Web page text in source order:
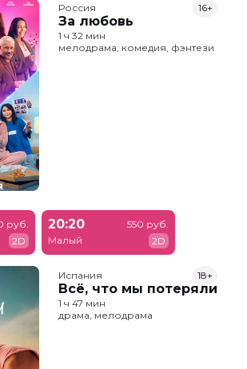
Россия
За любовь
16+
1 ч 32 мин
мелодрама, комедия, фэнтези
руб.
2D
20:20
Малый
550 руб.
2D
Испания
Всё, что мы потеряли
18+
1 ч 47 мин
драма, мелодрама